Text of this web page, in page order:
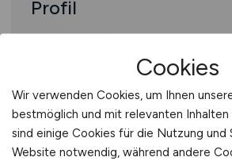
Profil
Proxmox und/oder VMware
Windows-
Erfahrung im Aufbau und
hochverfügbarer Systeme
Cookies
Wir verwenden Cookies, um Ihnen
bestmöglich und mit relevanten Inhalten
sind einige Cookies für die Nutzung und
Website notwendig, während andere